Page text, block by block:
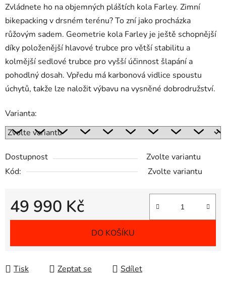
Zvládnete ho na objemných pláštích kola Farley. Zimní
bikepacking v drsném terénu? To zní jako procházka
růžovým sadem. Geometrie kola Farley je ještě schopnější
díky položenější hlavové trubce pro větší stabilitu a
kolmější sedlové trubce pro vyšší účinnost šlapání a
pohodlný dosah. Vpředu má karbonová vidlice spoustu
úchytů, takže lze naložit výbavu na vysněné dobrodružství.
Varianta:
Dostupnost
Zvolte variantu
Kód:
Zvolte variantu
49 990 Kč
Měrná cena:
DO KOŠÍKU
Tisk Zeptat se Sdílet